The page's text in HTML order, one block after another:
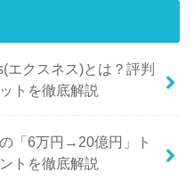
エクスネス)とは？評判
トを徹底解説
「6万円→20億円」ト
トを徹底解説